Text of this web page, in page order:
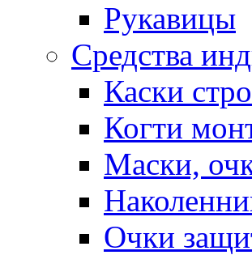
Рукавицы
Средства
Каски
Когти
Маски,
Очки